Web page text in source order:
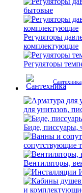
бытовые
Регуляторы
комплектующие
Регуляторы
Сантехника
для унитазов,
Биде, писсуары,
сопутствующие
Вентиляторы,
и